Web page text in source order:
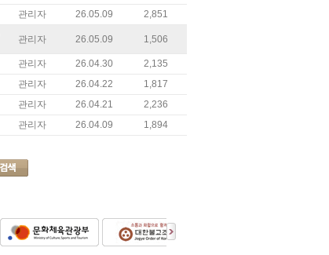
관리자 26.05.09 2,851
관리자 26.05.09 1,506
관리자 26.04.30
2,135
관리자 26.04.22
1,817
관리자 26.04.21
2,236
관리자 26.04.09 1,894